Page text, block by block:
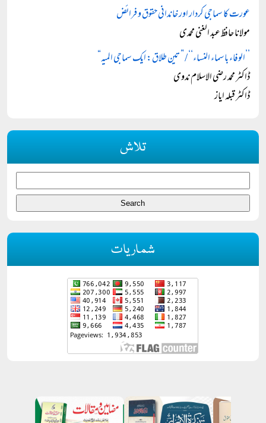
عورت کا سماجی کردار اور خاندانی حقوق و فرائض
مولانا حافظ عبد الغنی محمدی
’’الوفاء باسماء النساء‘‘ / ” تین طلاق: ایک سماجی المیہ“
ڈاکٹر محمد رضی الاسلام ندوی
ڈاکٹر قبلہ ایاز
تلاش
شماریات